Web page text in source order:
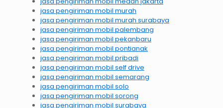
jasa pengiriman mobil murah
jasa pengiriman mobil murah surabaya
jasa pengiriman mobil palembang
jasa pengiriman mobil pekanbaru
jasa pengiriman mobil pontianak
jasa pengiriman mobil pribadi
jasa pengiriman mobil self drive
jasa pengiriman mobil semarang
jasa pengiriman mobil solo
jasa pengiriman mobil sorong
jasa pengiriman mobil surabaya